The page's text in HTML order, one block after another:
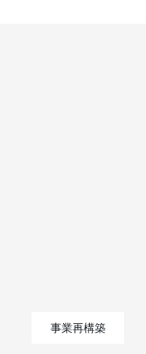
事業再構築